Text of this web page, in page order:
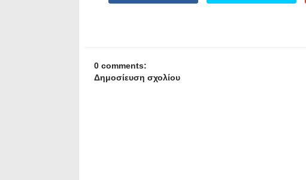
0 comments:
Δημοσίευση σχολίου